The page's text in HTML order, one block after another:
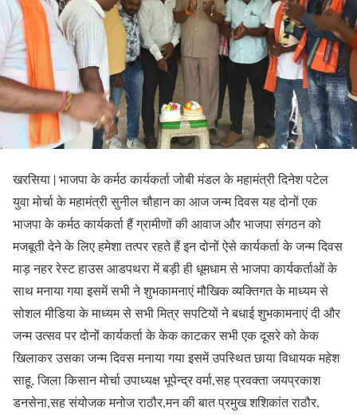
खरसिया | भाजपा के कर्मठ कार्यकर्ता जोबी मंडल के महामंत्री दिनेश पटेल
युवा मोर्चा के महामंत्री सुनील चौहान का आज जन्म दिवस यह दोनों एक
भाजपा के कर्मठ कार्यकर्ता हैं ग्रामीणों की आवाज और भाजपा संगठन को
मजबूती देने के लिए हमेशा तत्पर रहते हैं इन दोनों ऐसे कार्यकर्ता के जन्म दिवस
माड़ नहर रेस्ट हाउस आडपथरा में बड़ी ही धूमधाम से भाजपा कार्यकर्ताओं के
साथ मनाया गया इसमें सभी ने शुभकामनाएं मौखिक व्यक्तिगत के माध्यम से
सोशल मीडिया के माध्यम से सभी मित्र सपटियों ने बधाई शुभकामनाएं दी और
जन्म उत्सव पर दोनों कार्यकर्ता के केक काटकर सभी एक दूसरे को केक
खिलाकर उसका जन्म दिवस मनाया गया इसमें उपस्थित छाया विधायक महेश
साहू, जिला किसान मोर्चा उपाध्यक्ष भूपेन्द्र वर्मा,सह प्रवक्ता जयप्रकाश
डनसेना,सह संयोजक मनोज राठौर,मन की बात प्रमुख शशिकांत राठौर,